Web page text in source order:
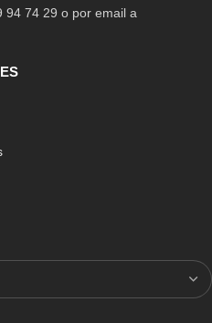
94 74 29 o por email a